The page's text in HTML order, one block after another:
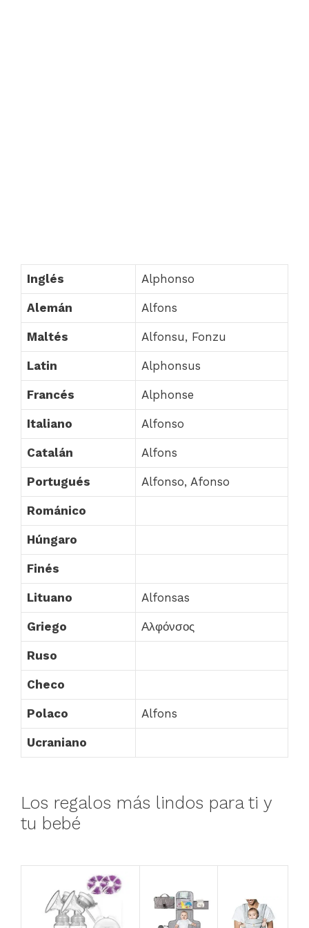
Inglés Alphonso
Alemán Alfons
Maltés Alfonsu, Fonzu
Latin Alphonsus
Francés Alphonse
Italiano Alfonso
Catalán Alfons
Portugués Alfonso, Afonso
Románico
Húngaro
Finés
Lituano Alfonsas
Griego Αλφόνσος
Ruso
Checo
Polaco Alfons
Ucraniano
Los regalos más lindos para ti y
tu bebé